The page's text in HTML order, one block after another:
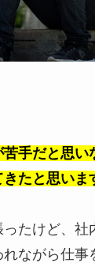
手だと思い
たと思いま
たけど、社
ながら仕事